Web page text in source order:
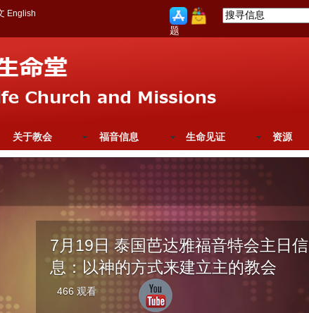
English
题
关于教会 福音信息 生命见证 资源
7月19日 泰国芭达雅福音特会主日信
息：以神的方式来建立主的教会
466 观看